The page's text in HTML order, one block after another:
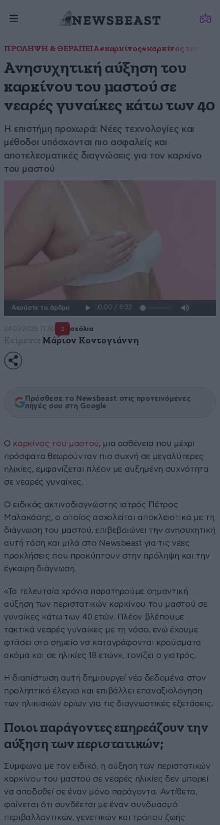
ΠΡΟΛΗΨΗ & ΘΕΡΑΠΕΙΑ#καρκίνος#καρκίνος του
Ανησυχητική αύξηση του
καρκίνου του μαστού σε
νεαρές γυναίκες κάτω των 40
Η επιστήμη προχωρά: Νέες τεχνολογίες και
μέθοδοι υπόσχονται πιο ασφαλείς και
αποτελεσματικές διαγνώσεις για τον καρκίνο
του μαστού
Ακούστε το άρθρο
24·03·2025 11:30 2 σχόλια
Κείμενο: Μάριον Κοντογιάννη
Πρόσθεσε το Newsbeast στις προτεινόμενες
πηγές σου στη Google
Ο καρκίνος του μαστού, μια ασθένεια που μέχρι
πρόσφατα θεωρούνταν πιο συχνή σε μεγαλύτερες
ηλικίες, εμφανίζεται πλέον με αυξημένη συχνότητα
σε νεαρές γυναίκες.
Ο ειδικός ακτινοδιαγνώστης ιατρός Πέτρος
Μαλακάσης, ο οποίος ασχολείται αποκλειστικά με τη
διάγνωση του μαστού, επιβεβαιώνει την ανησυχητική
αυτή τάση και μιλά στο Newsbeast για τις νέες
προκλήσεις που προκύπτουν στην πρόληψη και την
έγκαιρη διάγνωση.
«Τα τελευταία χρόνια παρατηρούμε σημαντική
αύξηση των περιστατικών καρκίνου του μαστού σε
γυναίκες κάτω των 40 ετών. Πλέον βλέπουμε
τακτικά νεαρές γυναίκες με τη νόσο, ενώ έχουμε
φτάσει στο σημείο να καταγράφονται κρούσματα
ακόμα και σε ηλικίες 18 ετών», τονίζει ο γιατρός.
Η διαπίστωση αυτή δημιουργεί νέα δεδομένα στον
προληπτικό έλεγχο και επιβάλλει επαναξιολόγηση
των ηλικιακών ορίων για τις διαγνωστικές εξετάσεις.
Ποιοι παράγοντες επηρεάζουν την
αύξηση των περιστατικών;
Σύμφωνα με τον ειδικό, η αύξηση των περιστατικών
καρκίνου του μαστού σε νεαρές ηλικίες δεν μπορεί
να αποδοθεί σε έναν μόνο παράγοντα. Αντίθετα,
φαίνεται ότι συνδέεται με έναν συνδυασμό
περιβαλλοντικών, γενετικών και τρόπου ζωής